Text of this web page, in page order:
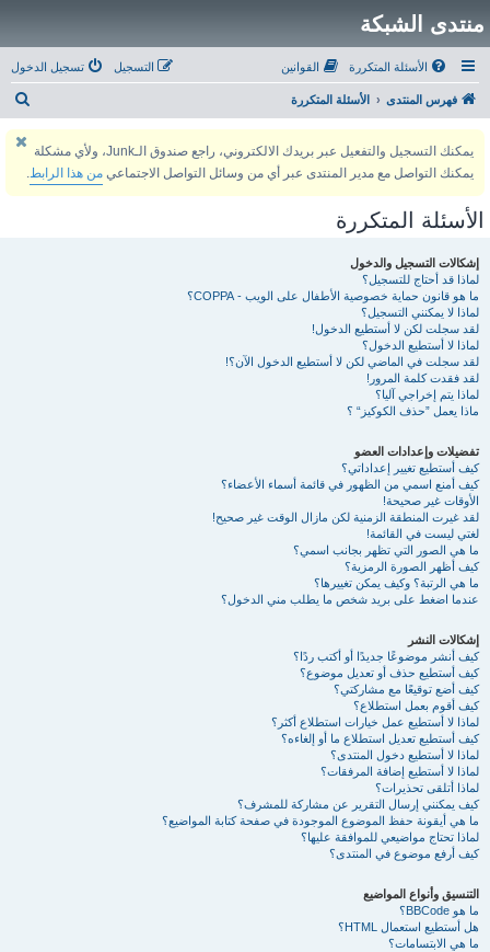
منتدى الشبكة
الأسئلة المتكررة القوانين تسجيل الدخول التسجيل
فهرس المنتدى الأسئلة المتكررة
يمكنك التسجيل والتفعيل عبر بريدك الالكتروني، راجع صندوق الـJunk، ولأي مشكلة
يمكنك التواصل مع مدير المنتدى عبر أي من وسائل التواصل الاجتماعي من هذا الرابط.
الأسئلة المتكررة
إشكالات التسجيل والدخول
لماذا قد أحتاج للتسجيل؟
ما هو قانون حماية خصوصية الأطفال على الويب - COPPA؟
لماذا لا يمكنني التسجيل؟
لقد سجلت لكن لا أستطيع الدخول!
لماذا لا أستطيع الدخول؟
لقد سجلت في الماضي لكن لا أستطيع الدخول الآن؟!
لقد فقدت كلمة المرور!
لماذا يتم إخراجي آليا؟
ماذا يعمل ”حذف الكوكيز“ ؟
تفضيلات وإعدادات العضو
كيف أستطيع تغيير إعداداتي؟
كيف أمنع اسمي من الظهور في قائمة أسماء الأعضاء؟
الأوقات غير صحيحة!
لقد غيرت المنطقة الزمنية لكن مازال الوقت غير صحيح!
لغتي ليست في القائمة!
ما هي الصور التي تظهر بجانب اسمي؟
كيف أظهر الصورة الرمزية؟
ما هي الرتبة؟ وكيف يمكن تغييرها؟
عندما اضغط على بريد شخص ما يطلب مني الدخول؟
إشكالات النشر
كيف أنشر موضوعًا جديدًا أو أكتب ردًا؟
كيف أستطيع حذف أو تعديل موضوع؟
كيف أضع توقيعًا مع مشاركتي؟
كيف أقوم بعمل استطلاع؟
لماذا لا أستطيع عمل خيارات استطلاع أكثر؟
كيف أستطيع تعديل استطلاع ما أو إلغاءه؟
لماذا لا أستطيع دخول المنتدى؟
لماذا لا أستطيع إضافة المرفقات؟
لماذا أتلقى تحذيرات؟
كيف يمكنني إرسال التقرير عن مشاركة للمشرف؟
ما هي أيقونة حفظ الموضوع الموجودة في صفحة كتابة المواضيع؟
لماذا تحتاج مواضيعي للموافقة عليها؟
كيف أرفع موضوع في المنتدى؟
التنسيق وأنواع المواضيع
ما هو BBCode؟
هل أستطيع استعمال HTML؟
ما هي الابتسامات؟